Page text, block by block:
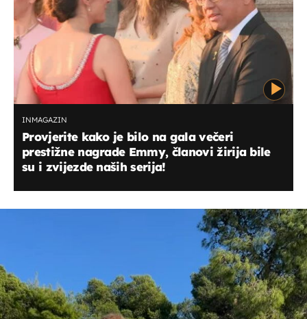
INMAGAZIN
Provjerite kako je bilo na gala večeri
prestižne nagrade Emmy, članovi žirija bile
su i zvijezde naših serija!